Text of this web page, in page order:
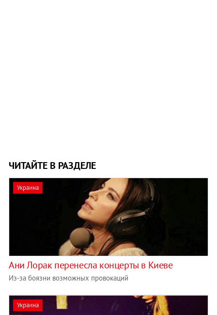
ЧИТАЙТЕ В РАЗДЕЛЕ
Украина
Ани Лорак перенесла концерты в Киеве
Из-за боязни возможных провокаций
Украина